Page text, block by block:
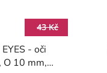
43 Kč
- oči
O 10 mm,